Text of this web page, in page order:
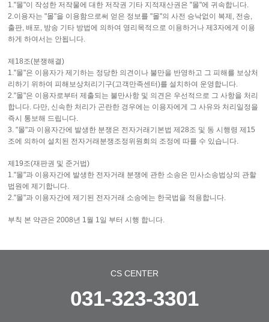
1."몰"이 작성한 저작물에 대한 저작권 기타 지적재산권은 "몰"에 귀속합니다.
2.이용자는 "몰"을 이용함으로써 얻은 정보를 "몰"의 사전 승낙없이 복제, 전송,
출판, 배포, 방송 기타 방법에 의하여 영리목적으로 이용하거나 제3자에게 이용
하게 하여서는 안됩니다.
제18조(분쟁해결)
1."몰"은 이용자가 제기하는 정당한 의견이나 불만을 반영하고 그 피해를 보상처
리하기 위하여 피해보상처리기구(고객만족센터)를 설치하여 운영합니다.
2."몰"은 이용자로부터 제출되는 불만사항 및 의견은 우선적으로 그 사항을 처리
합니다. 다만, 신속한 처리가 곤란한 경우에는 이용자에게 그 사유와 처리일정을
즉시 통보해 드립니다.
3. "몰"과 이용자간에 발생한 분쟁은 전자거래기본법 제28조 및 동 시행령 제15
조에 의하여 설치된 전자거래분쟁조정위원회의 조정에 따를 수 있습니다.
제19조(재판권 및 준거법)
1."몰"과 이용자간에 발생한 전자거래 분쟁에 관한 소송은 민사소송법상의 관할
법원에 제기합니다.
2."몰"과 이용자간에 제기된 전자거래 소송에는 한국법을 적용합니다.
부칙 본 약관은 2008년 1월 1일 부터 시행 합니다.
CS CENTER
031-323-3301